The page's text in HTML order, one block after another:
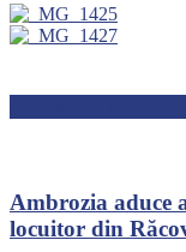
Ambrozia aduce
locuitor din